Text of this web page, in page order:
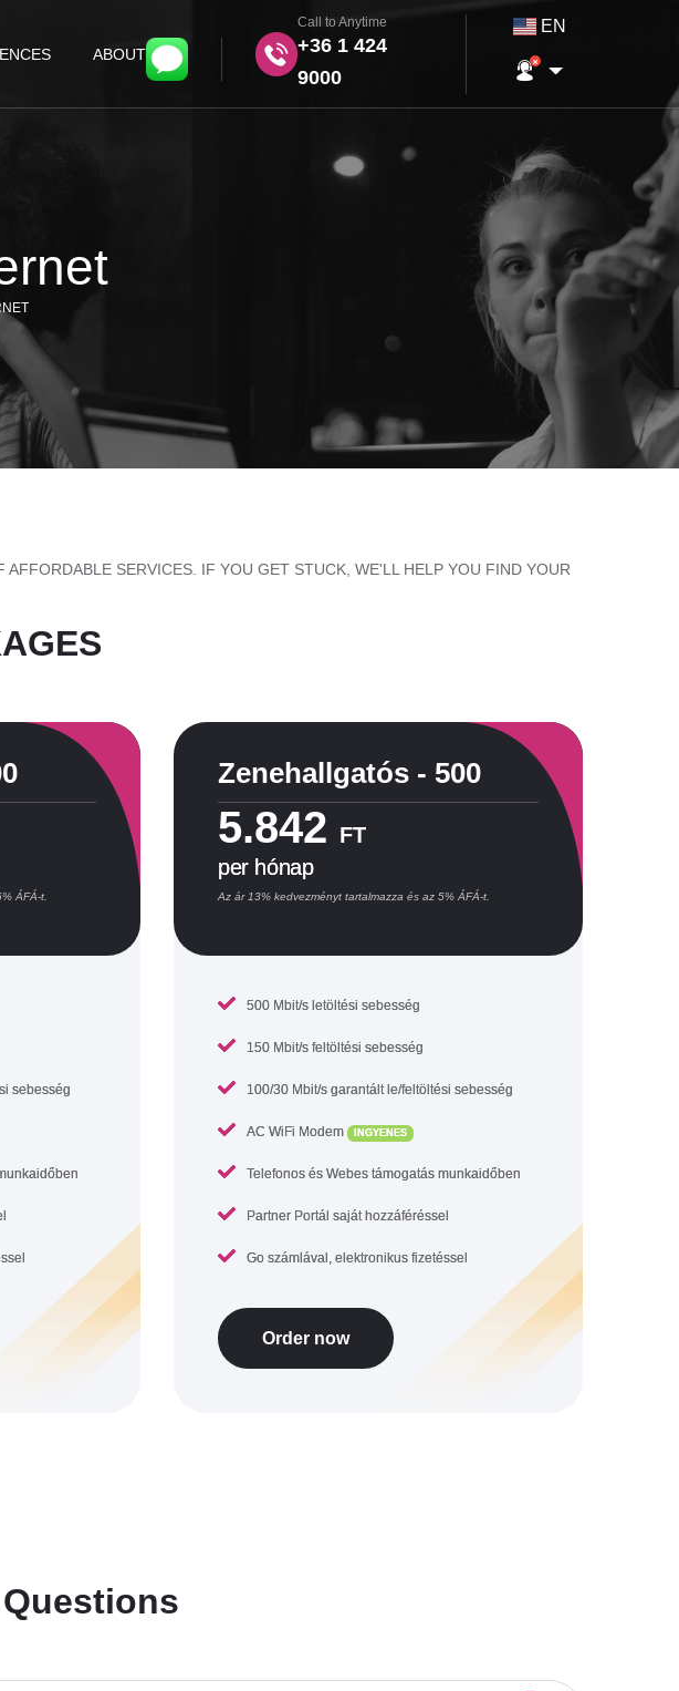
ABOUT
Call to Anytime
+36 1 424
9000
EN
SERVICES. IF YOU GET STUCK, WE'LL HELP YOU FIND YOUR
ÁFÁ-t.
sebesség
Zenehallgatós - 500
5.842 FT
per hónap
Az ár 13% kedvezményt tartalmazza és az 5% ÁFÁ-t.
500 Mbit/s letöltési sebesség
150 Mbit/s feltöltési sebesség
100/30 Mbit/s garantált le/feltöltési sebesség
AC WiFi Modem INGYENES
Telefonos és Webes támogatás munkaidőben
Partner Portál saját hozzáféréssel
Go számlával, elektronikus fizetéssel
Order now